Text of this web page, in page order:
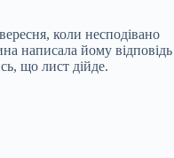
коли несподівано
написала йому відповідь
що лист дійде.